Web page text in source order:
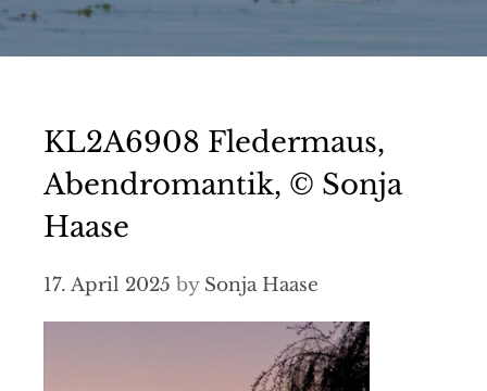
KL2A6908 Fledermaus,
Abendromantik, © Sonja
Haase
17. April 2025 by Sonja Haase